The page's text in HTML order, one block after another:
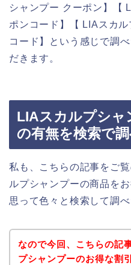
シャンプー クーポン】【
ポンコード】【 LIAスカ
コード】という感じで調
だきます。
LIAスカルプシャ
の有無を検索で
私も、こちらの記事をご
ルプシャンプーの商品を
思って色々と検索して調
なので今回、こちらの記
プシャンプーのお得な割